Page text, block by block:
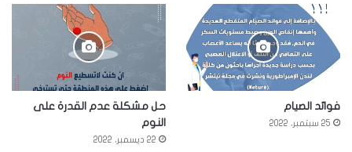
فوائد الصيام
25 سبتمبر، 2022
حل مشكلة عدم القدرة على
النوم
22 ديسمبر، 2022